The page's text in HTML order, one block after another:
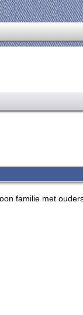
familie met